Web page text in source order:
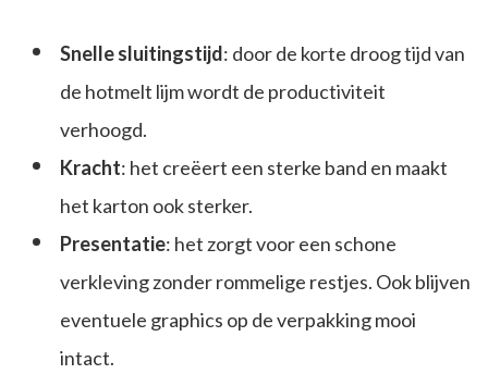
Snelle sluitingstijd: door de korte droog tijd van
de hotmelt lijm wordt de productiviteit
verhoogd.
Kracht: het creëert een sterke band en maakt
het karton ook sterker.
Presentatie: het zorgt voor een schone
verkleving zonder rommelige restjes. Ook blijven
eventuele graphics op de verpakking mooi
intact.